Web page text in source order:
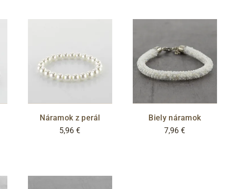
Náramok z perál
5,96 €
Biely náramok
7,96 €